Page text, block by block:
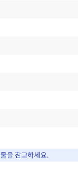
을 참고하세요.